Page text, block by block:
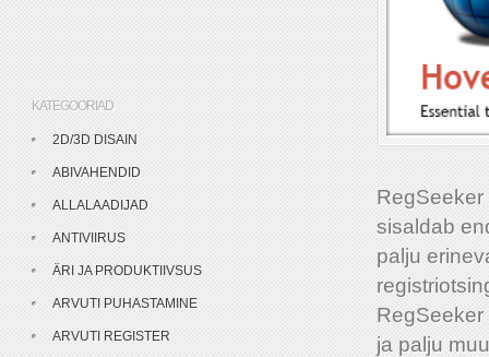
sisaldab
palju
ja palju
KATEGOORIAD
2D/3D DISAIN
ABIVAHENDID
ALLALAADIJAD
ANTIVIIRUS
ÄRI JA PRODUKTIIVSUS
ARVUTI PUHASTAMINE
ARVUTI REGISTER